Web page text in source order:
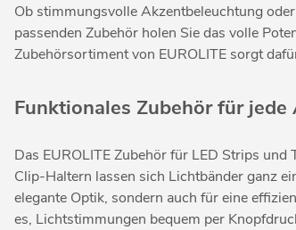
Ob stimmungsvolle Akzentbeleuchtung
passenden Zubehör holen Sie das volle
Zubehörsortiment von EUROLITE sorgt
Funktionales Zubehör für jede
Das EUROLITE Zubehör für LED Strips
Clip-Haltern lassen sich Lichtbänder ganz
elegante Optik, sondern auch für eine
es, Lichtstimmungen bequem per